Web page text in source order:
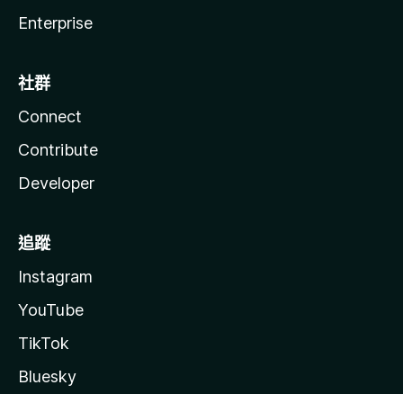
Enterprise
社群
Connect
Contribute
Developer
追蹤
Instagram
YouTube
TikTok
Bluesky